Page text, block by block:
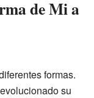
de Mi a
formas.
su